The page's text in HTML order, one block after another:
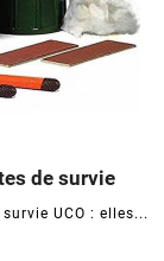
de survie
UCO : elles...
 